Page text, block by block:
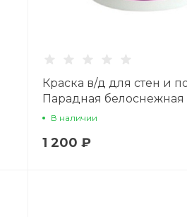
Краска в/д для стен и
Парадная белоснежная
В наличии
1 200 ₽